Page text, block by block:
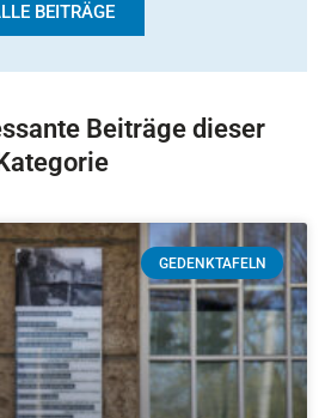
BEITRÄGE
Beiträge dieser
Kategorie
GEDENKTAFELN